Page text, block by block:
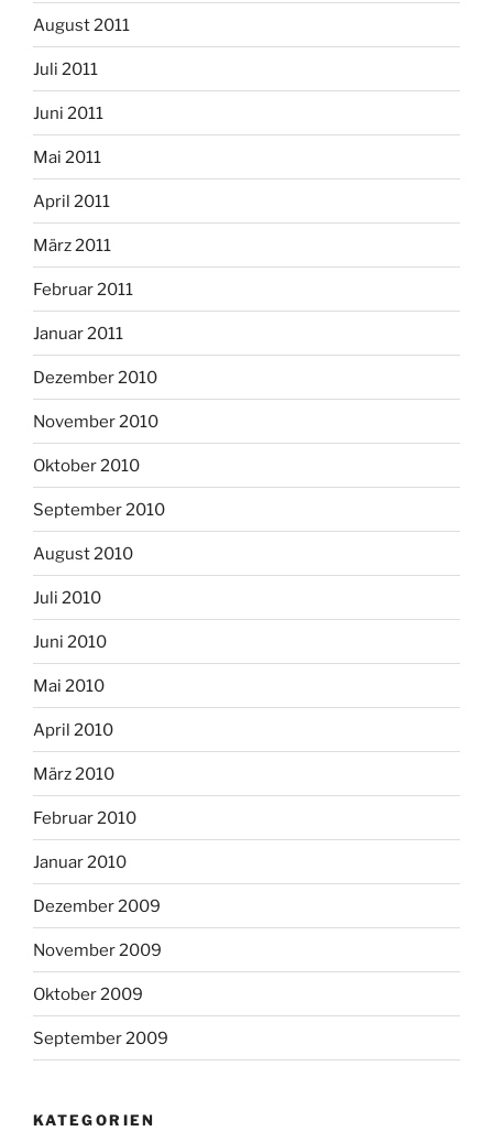
August 2011
Juli 2011
Juni 2011
Mai 2011
April 2011
März 2011
Februar 2011
Januar 2011
Dezember 2010
November 2010
Oktober 2010
September 2010
August 2010
Juli 2010
Juni 2010
Mai 2010
April 2010
März 2010
Februar 2010
Januar 2010
Dezember 2009
November 2009
Oktober 2009
September 2009
KATEGORIEN